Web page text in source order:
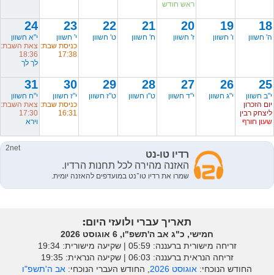
ראש חודש
18
ה' חשוון
19
ו' חשוון
20
ז' חשוון
21
ח' חשוון
22
ט' חשוון
23
י' חשוון
כניסת שבת:
17:38
24
י"א חשוון
צאת השבת:
18:36
לך לך
25
י"ב חשוון
יום הזכרון
ליצחק רבין
שעון חורף
26
י"ג חשוון
27
י"ד חשוון
28
ט"ו חשוון
29
ט"ז חשוון
30
י"ז חשוון
כניסת שבת:
16:31
31
י"ח חשוון
צאת השבת:
17:30
וירא
תאריך עברי ולועזי היום:
חמישי, כ"ג אב ה'תשפ"ו, 6 אוגוסט 2026
זריחה מישורית ברעננה: ‎05:59 | שקיעה מישורית: 19:34
זריחה הנראית ברעננה: ‎06:03 | שקיעה הנראית: 19:35
החודש הנוכחי: אוגוסט 2026 , החודש העברי הנוכחי: אב ה'תשפ"ו